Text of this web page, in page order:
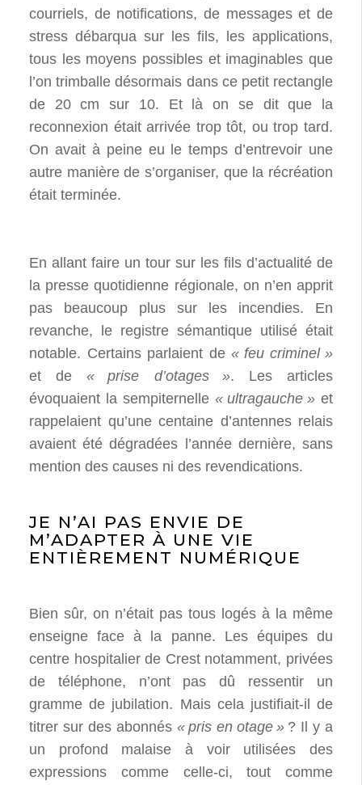
courriels, de notifications, de messages et de
stress débarqua sur les fils, les applications,
tous les moyens possibles et imaginables que
l’on trimballe désormais dans ce petit rectangle
de 20 cm sur 10. Et là on se dit que la
reconnexion était arrivée trop tôt, ou trop tard.
On avait à peine eu le temps d’entrevoir une
autre manière de s’organiser, que la récréation
était terminée.
En allant faire un tour sur les fils d’actualité de
la presse quotidienne régionale, on n’en apprit
pas beaucoup plus sur les incendies. En
revanche, le registre sémantique utilisé était
notable. Certains parlaient de« feu criminel »
et de« prise d’otages ». Les articles
évoquaient la sempiternelle « ultragauche » et
rappelaient qu’une centaine d’antennes relais
avaient été dégradées l’année dernière, sans
mention des causes ni des revendications.
JE N’AI PAS ENVIE DE
M’ADAPTER À UNE VIE
ENTIÈREMENT NUMÉRIQUE
Bien sûr, on n’était pas tous logés à la même
enseigne face à la panne. Les équipes du
centre hospitalier de Crest notamment, privées
de téléphone, n’ont pas dû ressentir un
gramme de jubilation. Mais cela justifiait-il de
titrer sur des abonnés « pris en otage » ? Il y a
un profond malaise à voir utilisées des
expressions comme celle-ci, tout comme